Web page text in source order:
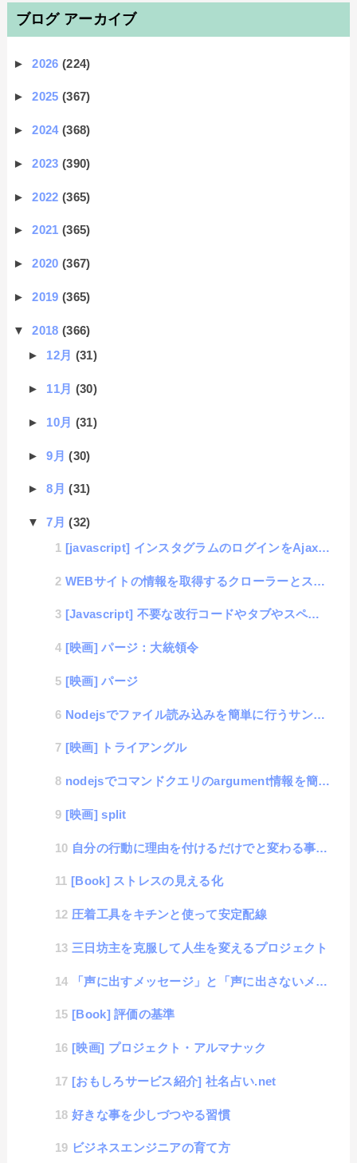
ブログ アーカイブ
►2026(224)
►2025(367)
►2024(368)
►2023(390)
►2022(365)
►2021(365)
►2020(367)
►2019(365)
▼2018(366)
► 12月 (31)
► 11月 (30)
► 10月 (31)
►9月(30)
►8月(31)
▼7月(32)
[javascript] インスタグラムのログインをAjaxで突破する方法
WEBサイトの情報を取得するクローラーとスクレイピング技術について考える
[Javascript] 不要な改行コードやタブやスペースを取り除けるtrim()
[映画] パージ：大統領令
[映画] パージ
Nodejsでファイル読み込みを簡単に行うサンプル
[映画] トライアングル
nodejsでコマンドクエリのargument情報を簡単に取得するPHPのgetoptのようなスニペ...
[映画] split
自分の行動に理由を付けるだけでと変わる事ができる３つの良点
[Book] ストレスの見える化
圧着工具をキチンと使って安定配線
三日坊主を克服して人生を変えるプロジェクト
「声に出すメッセージ」と「声に出さないメッセージ」は、どちらが相手に伝わるのか？
[Book] 評価の基準
[映画] プロジェクト・アルマナック
[おもしろサービス紹介] 社名占い.net
好きな事を少しづつやる習慣
ビジネスエンジニアの育て方